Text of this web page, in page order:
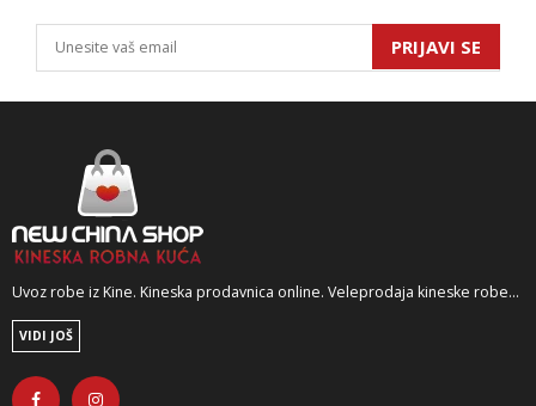
PRIJAVI SE
Uvoz robe iz Kine. Kineska prodavnica online. Veleprodaja kineske robe...
VIDI JOŠ